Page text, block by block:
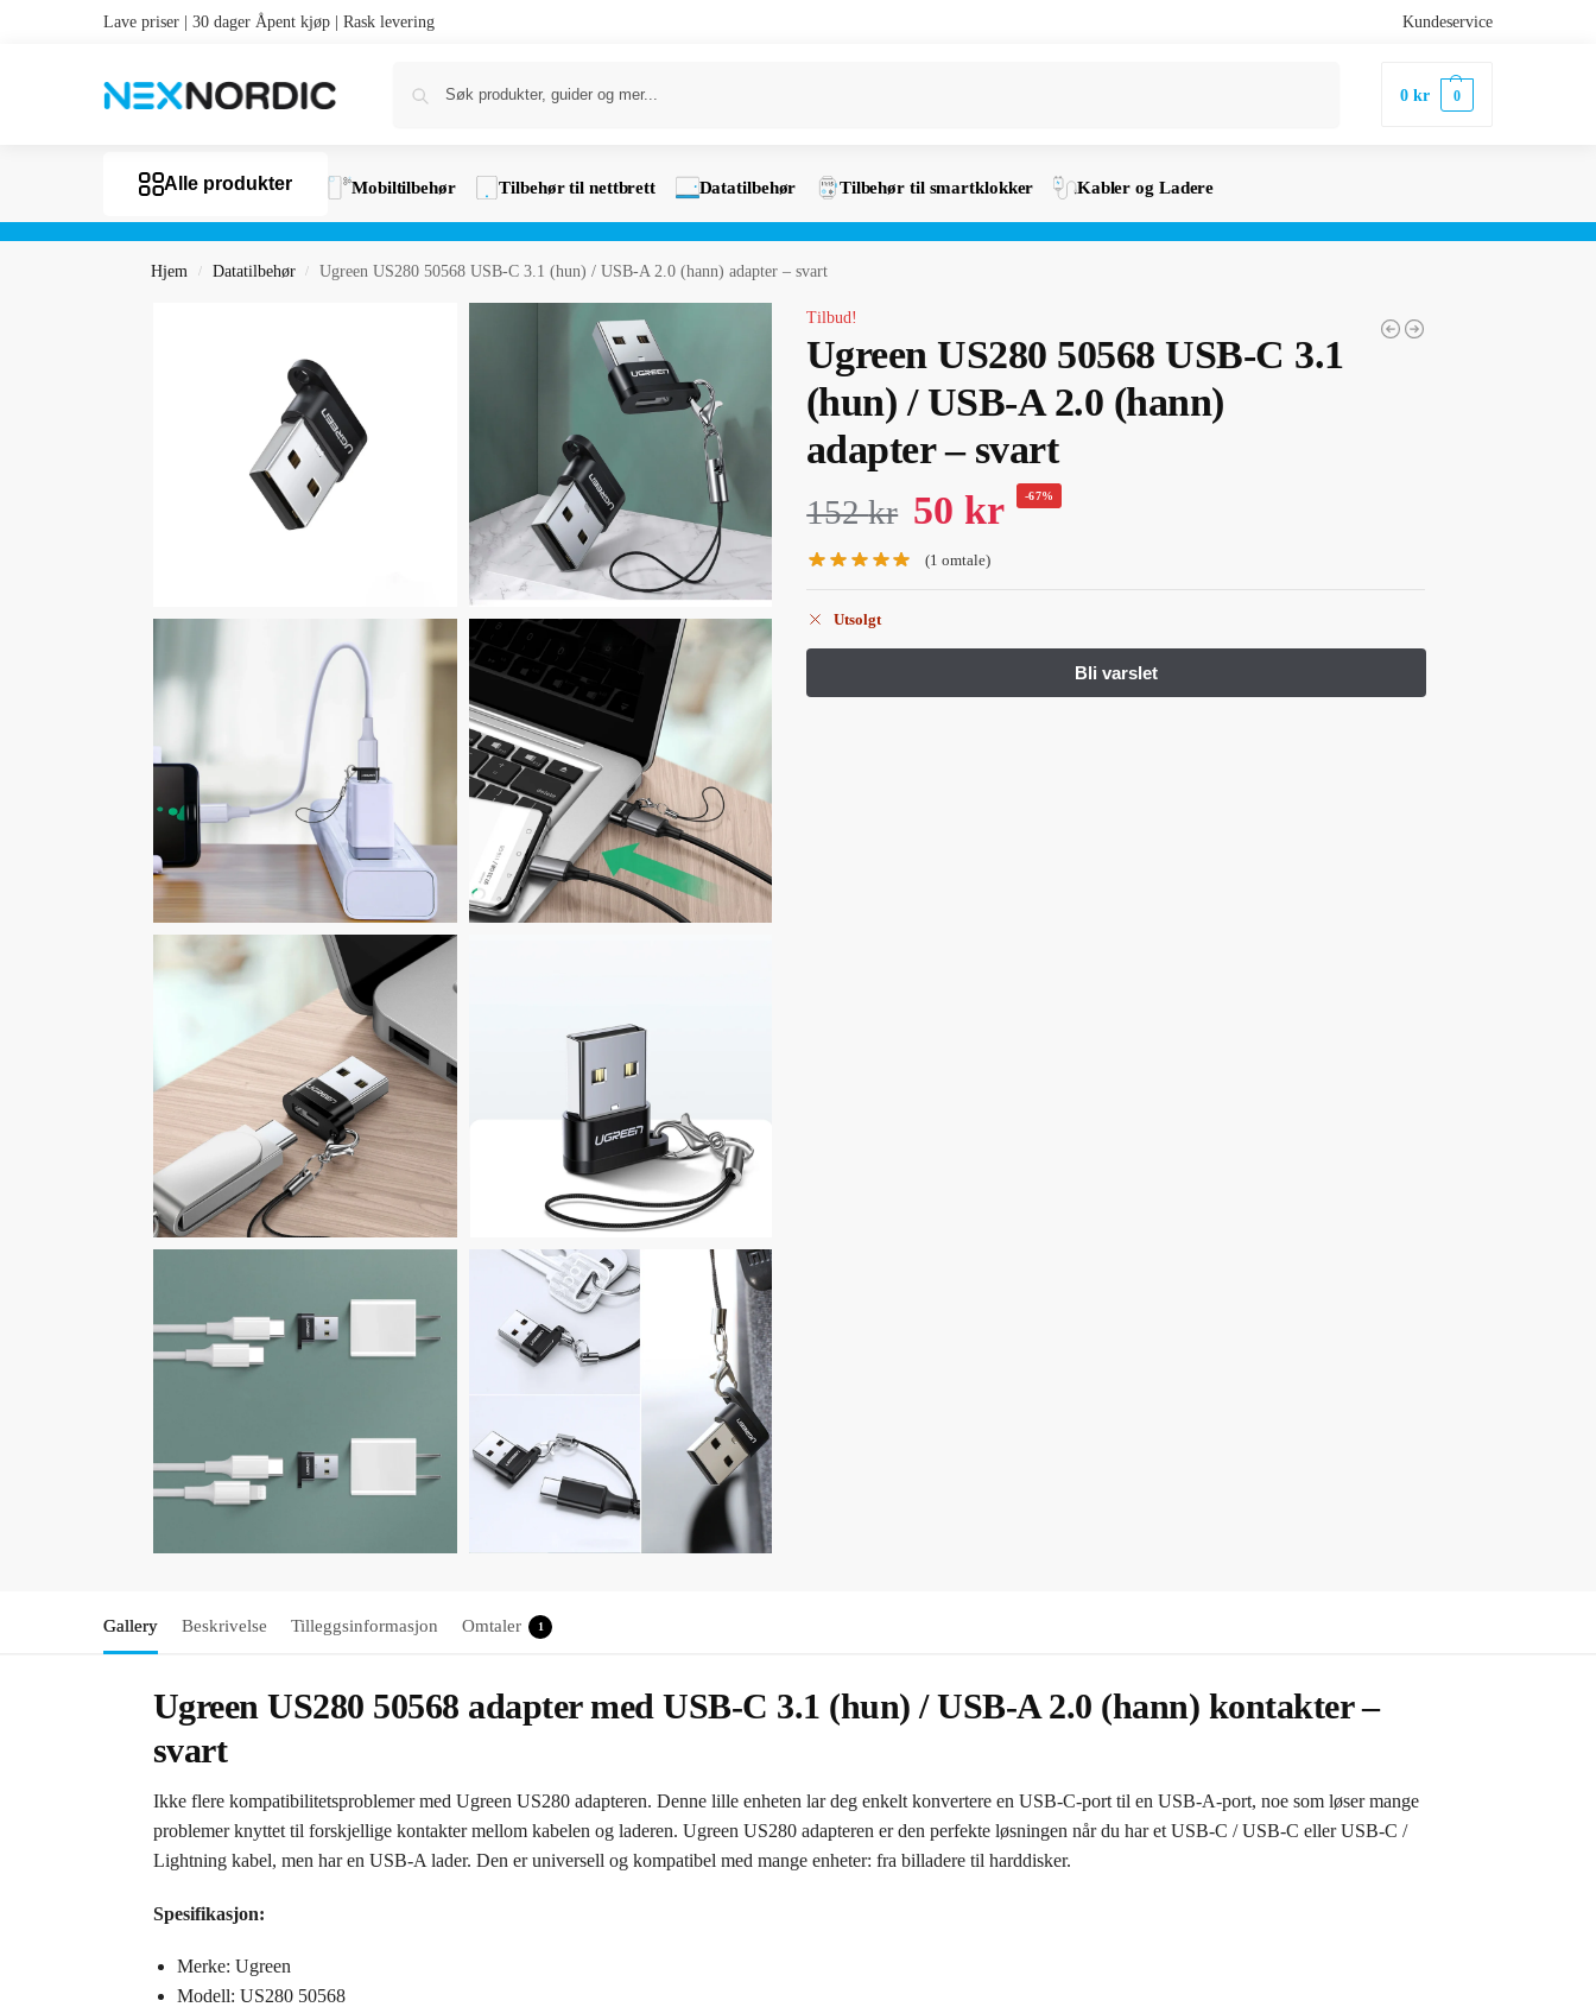
Lave priser | 30 dager Åpent kjøp | Rask levering Kundeservice
0kr 0
Alle produkter Mobiltilbehør Tilbehør til nettbrett Datatilbehør Tilbehør til smartklokker Kabler og Ladere
Hjem / Datatilbehør / Ugreen US280 50568 USB-C 3.1 (hun) / USB-A 2.0 (hann) adapter – svart
Tilbud!
Ugreen US280 50568 USB-C 3.1
(hun) / USB-A 2.0 (hann)
adapter – svart
152kr 50kr -67%
(1 omtale)
Utsolgt
Gallery Beskrivelse Tilleggsinformasjon Omtaler 1
Ugreen US280 50568 adapter med USB-C 3.1 (hun) / USB-A 2.0 (hann) kontakter –
svart
Ikke flere kompatibilitetsproblemer med Ugreen US280 adapteren. Denne lille enheten lar deg enkelt konvertere en USB-C-port til en USB-A-port, noe som løser mange
problemer knyttet til forskjellige kontakter mellom kabelen og laderen. Ugreen US280 adapteren er den perfekte løsningen når du har et USB-C / USB-C eller USB-C /
Lightning kabel, men har en USB-A lader. Den er universell og kompatibel med mange enheter: fra billadere til harddisker.
Spesifikasjon:
Merke: Ugreen
Modell: US280 50568